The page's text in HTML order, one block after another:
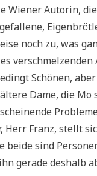
Wiener Autorin,
noch zu, was
verschmelzenden
Schönen,
Dame, die
Herr Franz, stellt
sind
gerade deshalb